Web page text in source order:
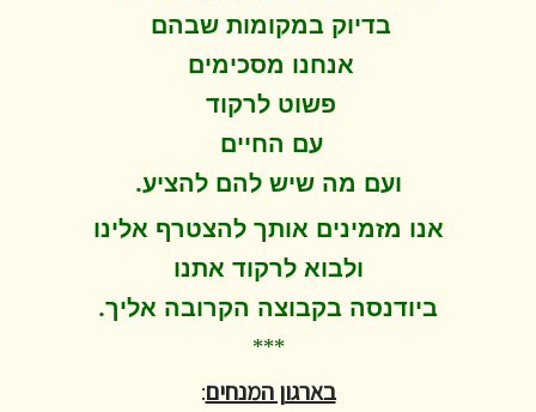
בדיוק במקומות שבהם
אנחנו מסכימים
פשוט לרקוד
עם החיים
ועם מה שיש להם להציע.
אנו מזמינים אותך להצטרף אלינו
ולבוא לרקוד אתנו
ביודנסה בקבוצה הקרובה אליך.
***
בארגון המנחים: